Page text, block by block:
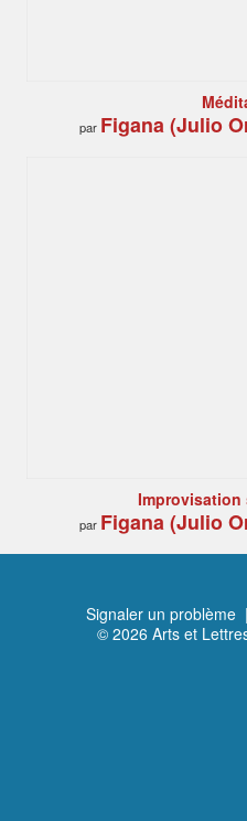
par Figana (Julio
Improvisation
par Figana (Julio
Signaler un problème |
© 2026 Arts et